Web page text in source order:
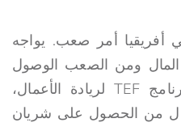
أمر صعب. يواجه
ومن الصعب الوصول
إلى الموجهين. من خلال برنامج TEF لريادة الأعمال،
الأعمال من الحصول على شريان